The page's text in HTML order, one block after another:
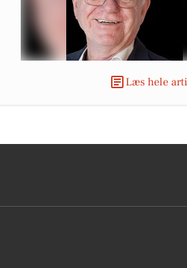
Læs hele